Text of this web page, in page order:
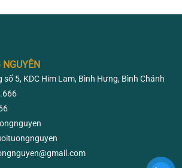
826.350 ₫.
5, KDC Him Lam, Bình Hưng, Bình Chánh